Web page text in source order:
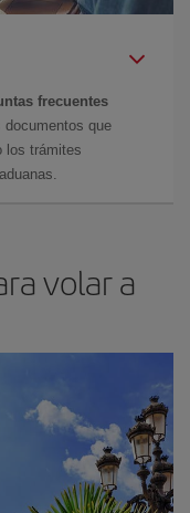
frecuentes
que
los trámites
volar a